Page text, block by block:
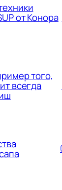
от Конора
того,
всегда